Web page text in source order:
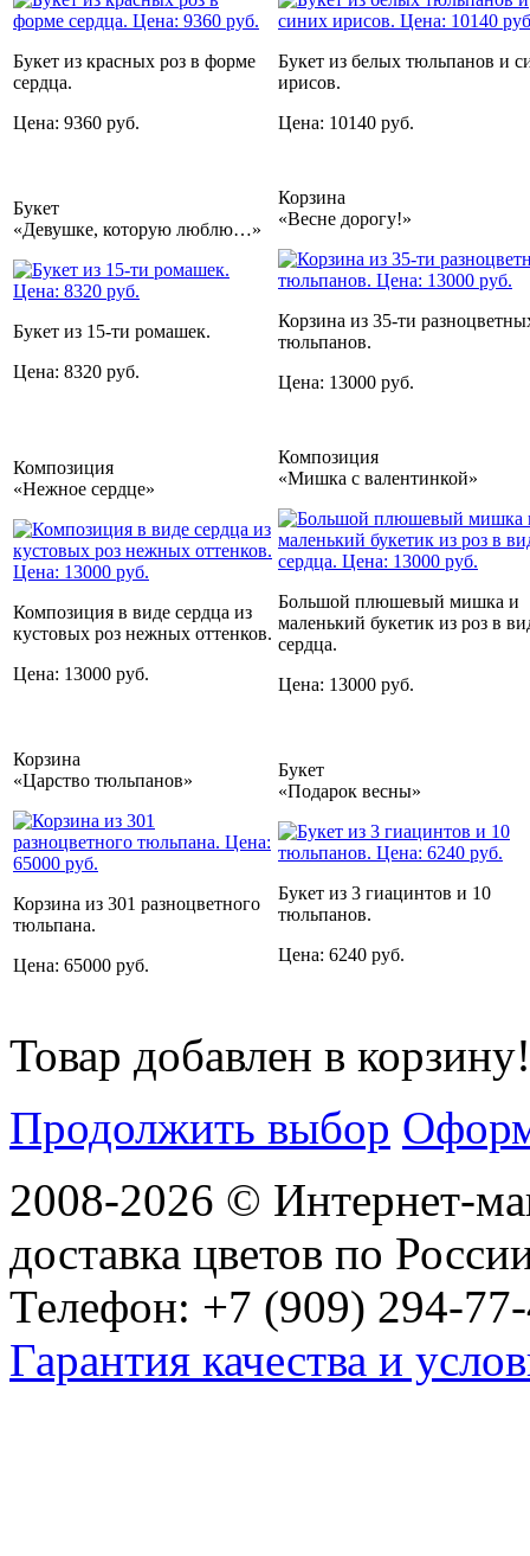
Букет из красных роз в форме
сердца.
Цена: 9360 руб.
Букет из белых тюльпанов и
ирисов.
Цена: 10140 руб.
Букет
«Девушке, которую люблю…»
Букет из 15-ти ромашек.
Цена: 8320 руб.
Корзина
«Весне дорогу!»
Корзина из 35-ти
тюльпанов.
Цена: 13000 руб.
Композиция
«Нежное сердце»
Композиция в виде сердца из
кустовых роз нежных оттенков.
Цена: 13000 руб.
Композиция
«Мишка с валентинкой»
Большой плюшевый мишка и
маленький букетик из роз в
сердца.
Цена: 13000 руб.
Корзина
«Царство тюльпанов»
Корзина из 301 разноцветного
тюльпана.
Цена: 65000 руб.
Букет
«Подарок весны»
Букет из 3 гиацинтов и 10
тюльпанов.
Цена: 6240 руб.
Товар добавлен в корзину!
Продолжить выбор
2008-2026 © Интернет-
доставка цветов по
Телефон: +7 (909) 294-
Гарантия качества и